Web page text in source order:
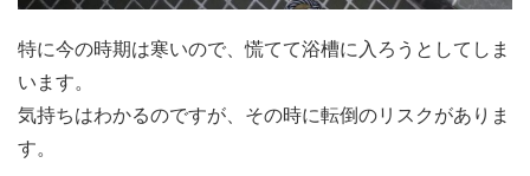
特に今の時期は寒いので、慌てて浴槽に入ろうとしてしま
います。
気持ちはわかるのですが、その時に転倒のリスクがありま
す。